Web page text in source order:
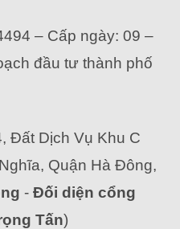
– Cấp ngày: 09 –
đầu tư thành phố
Đất Dịch Vụ Khu C
Quận Hà Đông,
- Đối diện cổng
Tấn)